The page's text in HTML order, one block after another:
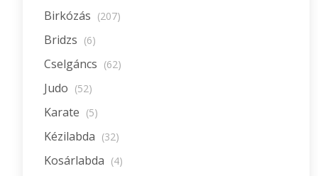
Birkózás (207)
Bridzs (6)
Cselgáncs (62)
Judo (52)
Karate (5)
Kézilabda (32)
Kosárlabda (4)